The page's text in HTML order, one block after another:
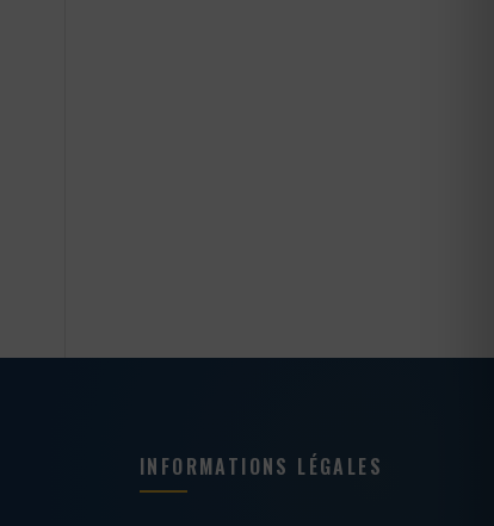
INFORMATIONS LÉGALES